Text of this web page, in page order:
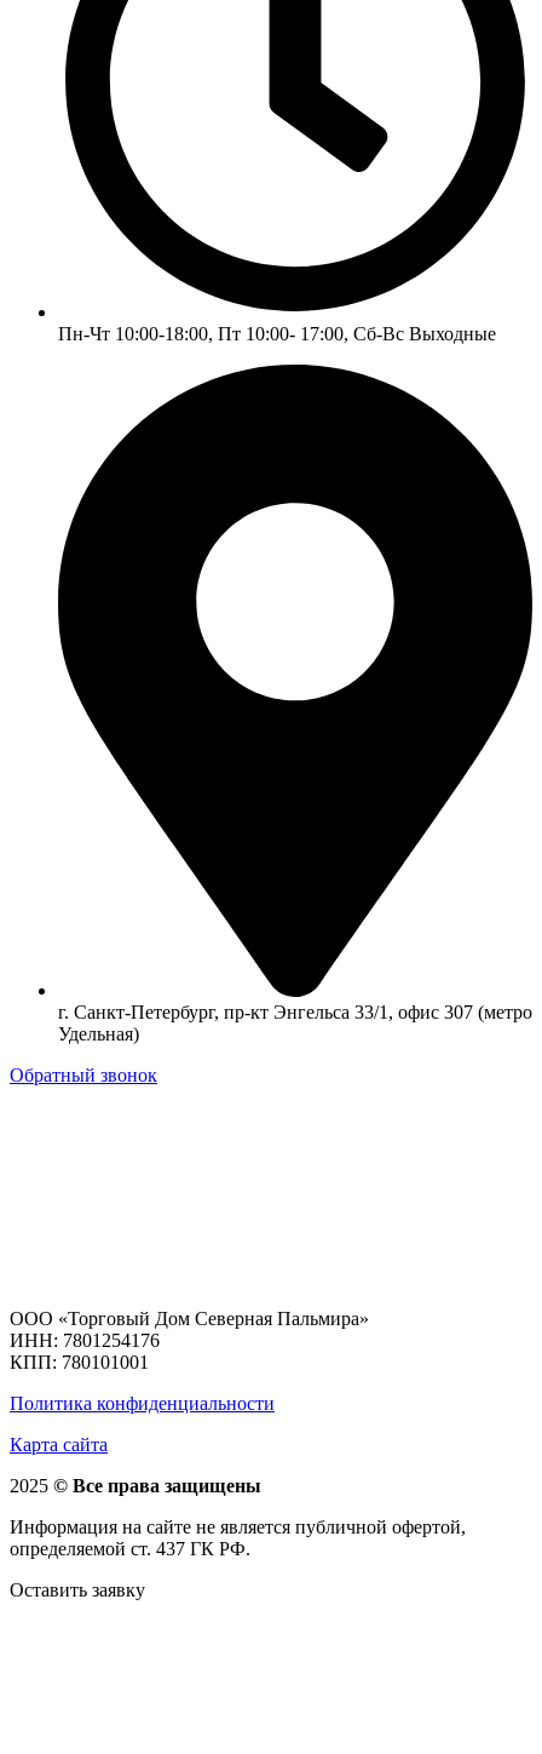
Пн-Чт 10:00-18:00, Пт 10:00- 17:00, Сб-Вс Выходные
г. Санкт-Петербург, пр-кт Энгельса 33/1, офис 307 (метро
Удельная)
Обратный звонок
ООО «Торговый Дом Северная Пальмира»
ИНН: 7801254176
КПП: 780101001
Политика конфиденциальности
Карта сайта
2025 © Все права защищены
Информация на сайте не является публичной офертой,
определяемой ст. 437 ГК РФ.
Оставить заявку